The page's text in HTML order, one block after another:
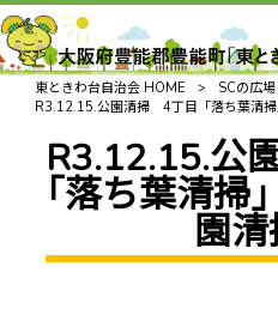
東ときわ台自治会 HOME
> SCの広場
R3.12.15.公園清掃 4丁目「落ち葉清掃
R3.12.15.公
「落ち葉清掃
園清